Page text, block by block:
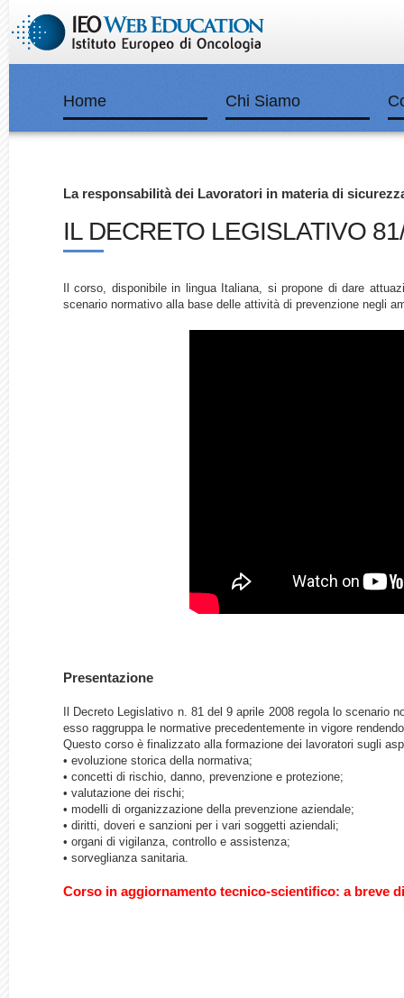
Home Chi Siamo
La responsabilità dei Lavoratori in materia di
IL DECRETO LEGISLATIVO
Il corso, disponibile in lingua Italiana, si propone di dare
scenario normativo alla base delle attività di prevenzione negli
Presentazione
Il Decreto Legislativo n. 81 del 9 aprile 2008 regola lo scenario
esso raggruppa le normative precedentemente in vigore
Questo corso è finalizzato alla formazione dei lavoratori sugli
• evoluzione storica della normativa;
• concetti di rischio, danno, prevenzione e protezione;
• valutazione dei rischi;
• modelli di organizzazione della prevenzione aziendale;
• diritti, doveri e sanzioni per i vari soggetti aziendali;
• organi di vigilanza, controllo e assistenza;
• sorveglianza sanitaria.
Corso in aggiornamento tecnico-scientifico: a breve